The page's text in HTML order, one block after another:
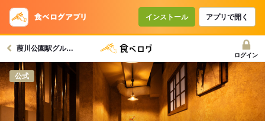
インストール アプリで開く
葭川公園駅グルメへ
ログイン
公式
コースで使えるクーポン
戻る
クーポンを利用せず予約する